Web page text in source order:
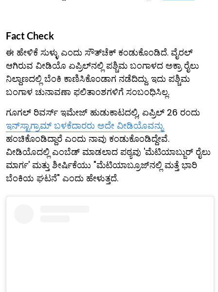
Fact Check
ಈ ಹೇಳಿಕೆ ಸುಳ್ಳು ಎಂದು ಸೌತ್‌ಚೆಕ್ ಕಂಡುಕೊಂಡಿದೆ. ವೈರಲ್
ಆಗಿರುವ ವೀಡಿಯೊ ಏಪ್ರಿಲ್‌ನಲ್ಲಿ ಪಶ್ಚಿಮ ಬಂಗಾಳದ ಅಕ್ರಾ ರೈಲು
ನಿಲ್ದಾಣದಲ್ಲಿ ಬೆಂಕಿ ಕಾಣಿಸಿಕೊಂಡಾಗ ನಡೆದಿದ್ದು. ಇದು ಪಶ್ಚಿಮ
ಬಂಗಾಳ ಚುನಾವಣಾ ಫಲಿತಾಂಶಗಳಿಗೆ ಸಂಬಂಧಿಸಿಲ್ಲ.
ಗೂಗಲ್ ರಿವರ್ಸ್ ಇಮೇಜ್ ಹುಡುಕಾಟದಲ್ಲಿ, ಏಪ್ರಿಲ್ 26 ರಂದು
ಇನ್‌ಸ್ಟಾಗ್ರಾಮ್ ಬಳಕೆದಾರರು ಅದೇ ವೀಡಿಯೊವನ್ನು
ಹಂಚಿಕೊಂಡಿದ್ದಾರೆ ಎಂದು ನಾವು ಕಂಡುಕೊಂಡಿದ್ದೇವೆ.
ವೀಡಿಯೊದಲ್ಲಿ ಎಂಬೆಡ್ ಮಾಡಲಾದ ಪಠ್ಯವು 'ಮೆಟಿಯಾಬ್ಜುರ್ ರೈಲು
ಮಾರ್ಗ' ಮತ್ತು ಶೀರ್ಷಿಕೆಯು "ಮೆಟಿಯಾಬ್ರೂಜ್‌ನಲ್ಲಿ ಮತ್ತೆ ಭಾರಿ
ಬೆಂಕಿಯ ಘಟನೆ" ಎಂದು ಹೇಳುತ್ತದೆ.